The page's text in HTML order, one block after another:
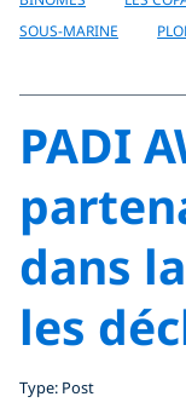
SOUS-MARINE
PADI
dans
les
Type: Post